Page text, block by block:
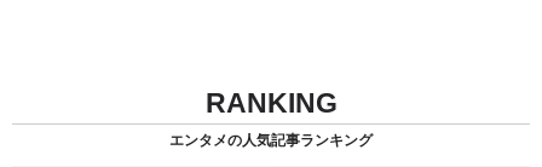
RANKING
エンタメの人気記事ランキング